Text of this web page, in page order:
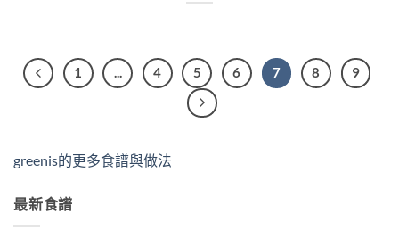
1 ... 4 5 6 7 8 9
greenis的更多食譜與做法
最新食譜